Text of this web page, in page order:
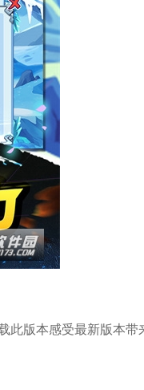
版本感受最新版本带